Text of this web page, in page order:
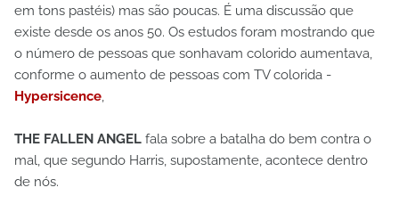
em tons pastéis) mas são poucas. É uma discussão que
existe desde os anos 50. Os estudos foram mostrando que
o número de pessoas que sonhavam colorido aumentava,
conforme o aumento de pessoas com TV colorida -
Hypersicence,
THE FALLEN ANGEL fala sobre a batalha do bem contra o
mal, que segundo Harris, supostamente, acontece dentro
de nós.